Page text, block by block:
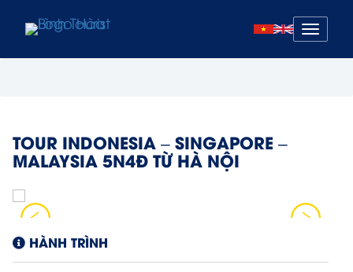
Mở
menu
TOUR INDONESIA – SINGAPORE –
MALAYSIA 5N4Đ TỪ HÀ NỘI
HÀNH TRÌNH